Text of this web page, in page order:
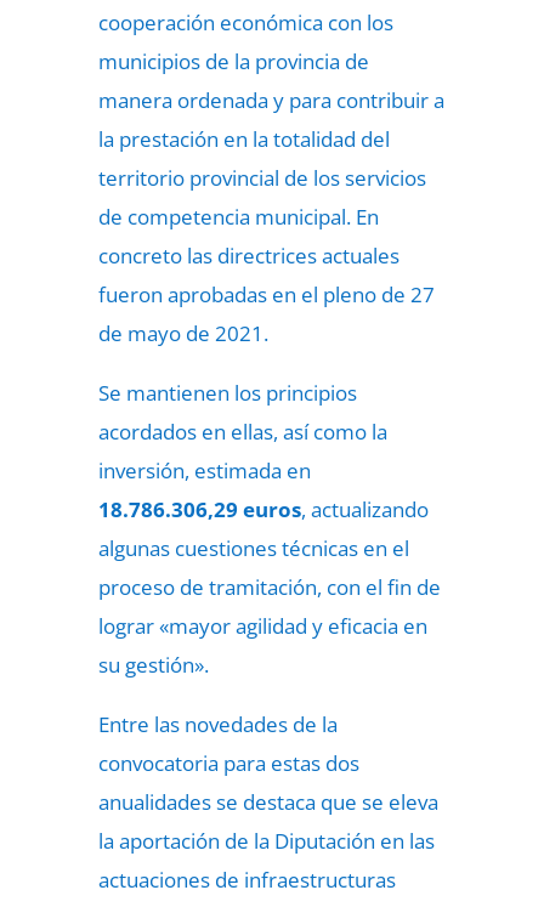
cooperación económica con los
municipios de la provincia de
manera ordenada y para contribuir a
la prestación en la totalidad del
territorio provincial de los servicios
de competencia municipal. En
concreto las directrices actuales
fueron aprobadas en el pleno de 27
de mayo de 2021.
Se mantienen los principios
acordados en ellas, así como la
inversión, estimada en
18.786.306,29 euros, actualizando
algunas cuestiones técnicas en el
proceso de tramitación, con el fin de
lograr «mayor agilidad y eficacia en
su gestión».
Entre las novedades de la
convocatoria para estas dos
anualidades se destaca que se eleva
la aportación de la Diputación en las
actuaciones de infraestructuras